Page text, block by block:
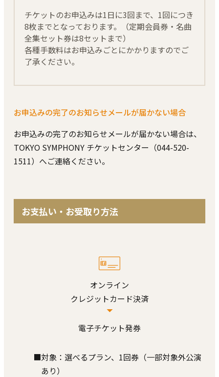
チケットのお申込みは1日に3回まで、1回につき
8枚までとなっております。（定期会員券・名曲
全集セット券は8セットまで）
各種⼿数料はお申込みごとにかかりますのでご
了承ください。
お申込みの完了のお知らせメールが届かない場合
お申込みの完了のお知らせメールが届かない場合は、
TOKYO SYMPHONY チケットセンター（044-520-
1511）へご連絡ください。
お⽀払い・お受取り⽅法
オンライン
クレジットカード決済
電子チケット発券
■対象：選べるプラン、1回券（一部対象外公演
あり）